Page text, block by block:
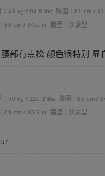
：43 kg / 94.8 lbs
胸圍：81 cm /
88 cm / 34.6 in
體型：沙漏型
部有点松 颜色很特别 显
：50 kg / 110.3 lbs
胸圍：88 cm /
86 cm / 33.9 in
體型：沙漏型